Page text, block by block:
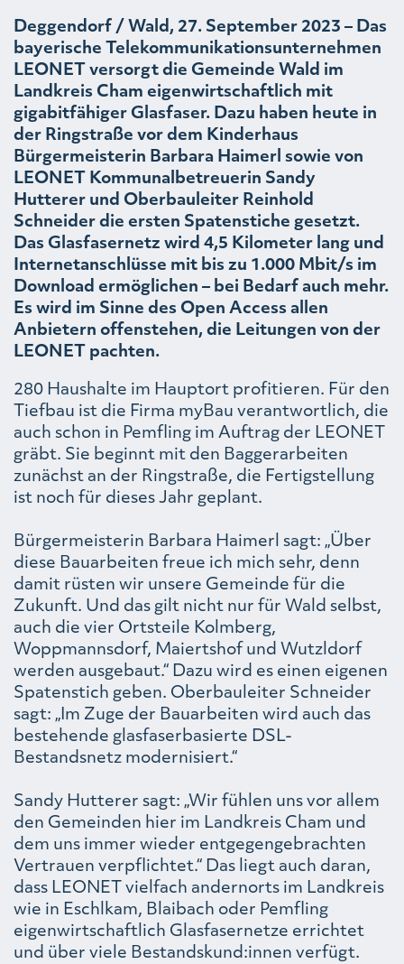
Deggendorf / Wald, 27. September 2023 – Das
bayerische Telekommunikationsunternehmen
LEONET versorgt die Gemeinde Wald im
Landkreis Cham eigenwirtschaftlich mit
gigabitfähiger Glasfaser. Dazu haben heute in
der Ringstraße vor dem Kinderhaus
Bürgermeisterin Barbara Haimerl sowie von
LEONET Kommunalbetreuerin Sandy
Hutterer und Oberbauleiter Reinhold
Schneider die ersten Spatenstiche gesetzt.
Das Glasfasernetz wird 4,5 Kilometer lang und
Internetanschlüsse mit bis zu 1.000 Mbit/s im
Download ermöglichen – bei Bedarf auch mehr.
Es wird im Sinne des Open Access allen
Anbietern offenstehen, die Leitungen von der
LEONET pachten.
280 Haushalte im Hauptort profitieren. Für den
Tiefbau ist die Firma myBau verantwortlich, die
auch schon in Pemfling im Auftrag der LEONET
gräbt. Sie beginnt mit den Baggerarbeiten
zunächst an der Ringstraße, die Fertigstellung
ist noch für dieses Jahr geplant.
Bürgermeisterin Barbara Haimerl sagt: „Über
diese Bauarbeiten freue ich mich sehr, denn
damit rüsten wir unsere Gemeinde für die
Zukunft. Und das gilt nicht nur für Wald selbst,
auch die vier Ortsteile Kolmberg,
Woppmannsdorf, Maiertshof und Wutzldorf
werden ausgebaut.“ Dazu wird es einen eigenen
Spatenstich geben. Oberbauleiter Schneider
sagt: „Im Zuge der Bauarbeiten wird auch das
bestehende glasfaserbasierte DSL-
Bestandsnetz modernisiert.“
Sandy Hutterer sagt: „Wir fühlen uns vor allem
den Gemeinden hier im Landkreis Cham und
dem uns immer wieder entgegengebrachten
Vertrauen verpflichtet.“ Das liegt auch daran,
dass LEONET vielfach andernorts im Landkreis
wie in Eschlkam, Blaibach oder Pemfling
eigenwirtschaftlich Glasfasernetze errichtet
und über viele Bestandskund:innen verfügt.